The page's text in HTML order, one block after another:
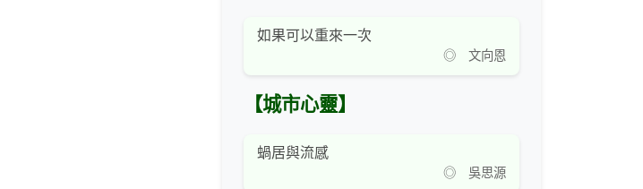
如果可以重來一次
◎ 文向恩
【城市心靈】
蝸居與流感
◎ 吳思源